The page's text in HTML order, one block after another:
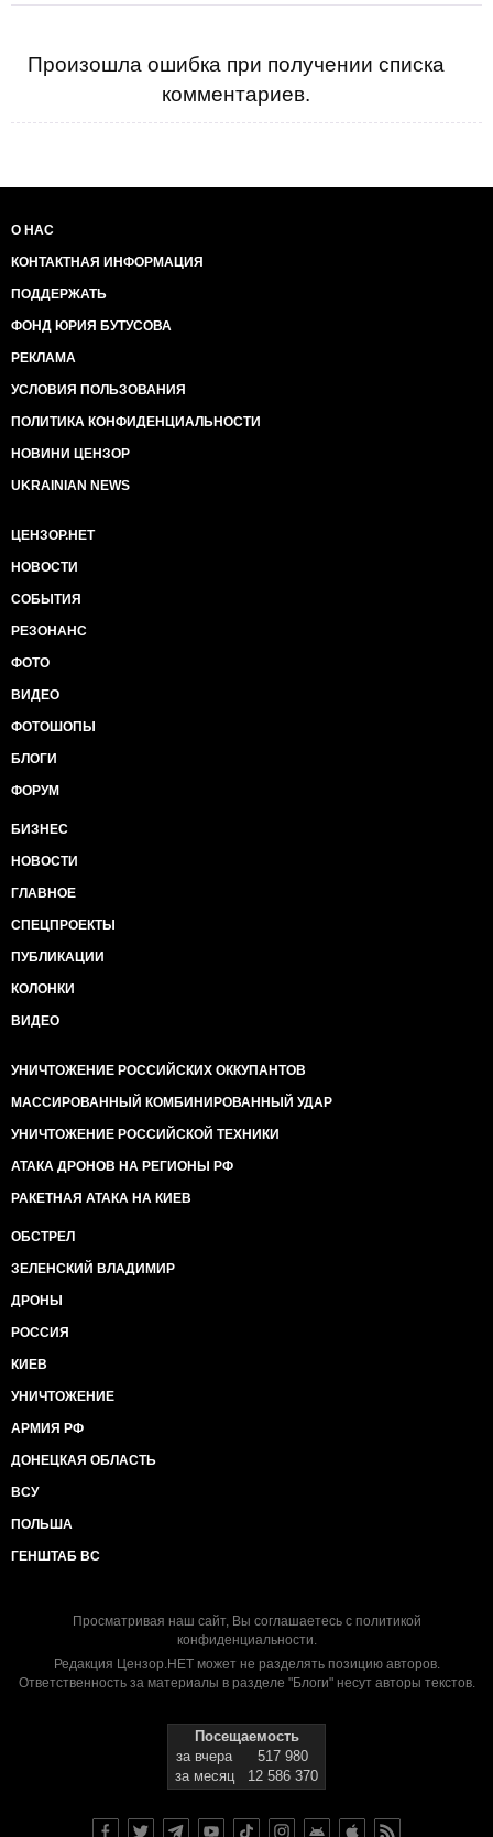
Произошла ошибка при получении списка
комментариев.
О НАС
КОНТАКТНАЯ ИНФОРМАЦИЯ
ПОДДЕРЖАТЬ
ФОНД ЮРИЯ БУТУСОВА
РЕКЛАМА
УСЛОВИЯ ПОЛЬЗОВАНИЯ
ПОЛИТИКА КОНФИДЕНЦИАЛЬНОСТИ
НОВИНИ ЦЕНЗОР
UKRAINIAN NEWS
ЦЕНЗОР.НЕТ
НОВОСТИ
СОБЫТИЯ
РЕЗОНАНС
ФОТО
ВИДЕО
ФОТОШОПЫ
БЛОГИ
ФОРУМ
БИЗНЕС
НОВОСТИ
ГЛАВНОЕ
СПЕЦПРОЕКТЫ
ПУБЛИКАЦИИ
КОЛОНКИ
ВИДЕО
УНИЧТОЖЕНИЕ РОССИЙСКИХ ОККУПАНТОВ
МАССИРОВАННЫЙ КОМБИНИРОВАННЫЙ УДАР
УНИЧТОЖЕНИЕ РОССИЙСКОЙ ТЕХНИКИ
АТАКА ДРОНОВ НА РЕГИОНЫ РФ
РАКЕТНАЯ АТАКА НА КИЕВ
ОБСТРЕЛ
ЗЕЛЕНСКИЙ ВЛАДИМИР
ДРОНЫ
РОССИЯ
КИЕВ
УНИЧТОЖЕНИЕ
АРМИЯ РФ
ДОНЕЦКАЯ ОБЛАСТЬ
ВСУ
ПОЛЬША
ГЕНШТАБ ВС
Просматривая наш сайт, Вы соглашаетесь с политикой
конфиденциальности.
Редакция Цензор.НЕТ может не разделять позицию авторов.
Ответственность за материалы в разделе "Блоги" несут авторы текстов.
Посещаемость
за вчера
517 980
за месяц
12 586 370